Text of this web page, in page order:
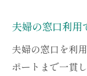
夫婦の窓口
夫婦の
安心し
夫婦の窓口利用
夫婦の窓口を利
ポートまで一貫